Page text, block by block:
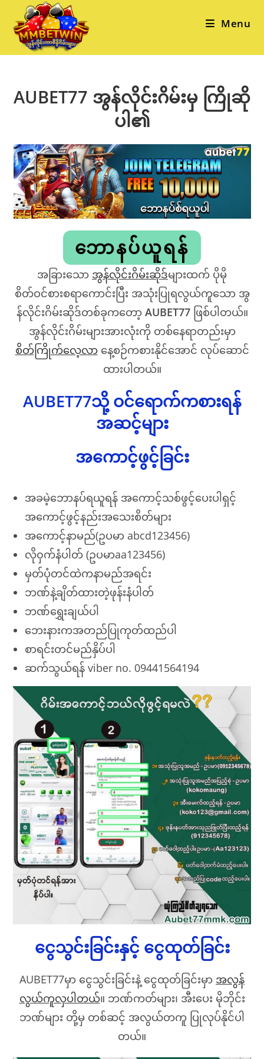
content
Menu
AUBET77 အွန်လိုင်းဂိမ်းမှ ကြိုဆို
ပါ၏
ဘောနပ်ယူရန်
အခြားသော အွန်လိုင်းဂိမ်းဆိုဒ်များထက် ပိုမို
စိတ်ဝင်စားစရာကောင်းပြီး အသုံးပြုရလွယ်ကူသော အွ
န်လိုင်းဂိမ်းဆိုဒ်တစ်ခုကတော့ AUBET77ဖြစ်ပါတယ်။
အွန်လိုင်းဂိမ်းများအားလုံးကို တစ်နေရာတည်းမှာ
စိတ်ကြိုက်လေ့လာနေ့စဉ်ကစားနိုင်အောင် လုပ်ဆောင်
ထားပါတယ်။
AUBET77သို့ ဝင်ရောက်ကစားရန်
အဆင့်များ
အကောင့်ဖွင့်ခြင်း
အခမဲ့ဘောနပ်ရယူရန် အကောင့်သစ်ဖွင့်ပေးပါရှင့်
အကောင့်ဖွင့်နည်းအသေးစိတ်များ
အကောင့်နာမည်(ဥပမာ abcd123456)
လို၀ှက်နံပါတ် (ဥပမာaa123456)
မှတ်ပုံတင်ထဲကနာမည်အရင်း
ဘဏ်နဲ့ချိတ်ထားတဲ့ဖုန်းနံပါတ်
ဘဏ်ရွှေးချယ်ပါ
ဘေးနားကအတည်ပြုကုတ်ထည်ပါ
စာရင်းတင်မည်နှိပ်ပါ
ဆက်သွယ်ရန် viber no. 09441564194
ငွေသွင်းခြင်းနှင့် ငွေထုတ်ခြင်း
AUBET77မှာ ငွေသွင်းခြင်းနဲ့ ငွေထုတ်ခြင်းမှာ အလွန်
လွယ်ကူလှပါတယ်။ ဘဏ်ကတ်များ၊ အီးပေး မိုဘိုင်း
ဘဏ်များ တို့မှ တစ်ဆင့် အလွယ်တကူ ပြုလုပ်နိုင်ပါ
တယ်။